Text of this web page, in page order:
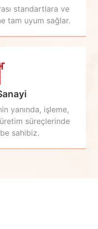
standartlara ve
tam uyum sağlar.
yanında, işleme,
süreçlerinde
sahibiz.